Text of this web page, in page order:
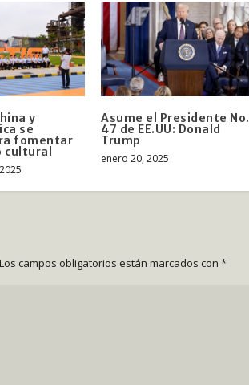
y
se
fomentar
cultural
Asume el Presidente No.
47 de EE.UU: Donald
Trump
enero 20, 2025
Los campos obligatorios están marcados con *